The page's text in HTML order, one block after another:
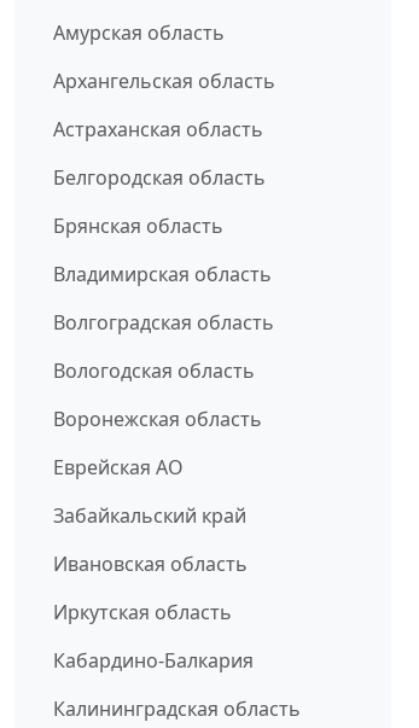
Амурская область
Архангельская область
Астраханская область
Белгородская область
Брянская область
Владимирская область
Волгоградская область
Вологодская область
Воронежская область
Еврейская АО
Забайкальский край
Ивановская область
Иркутская область
Кабардино-Балкария
Калининградская область